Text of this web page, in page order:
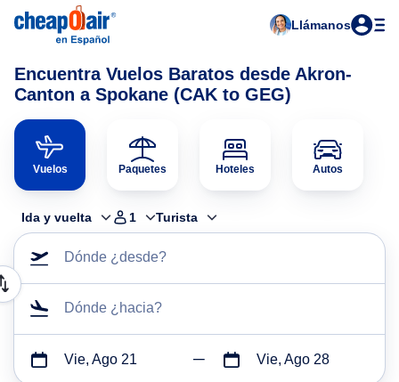
Llámanos
Encuentra Vuelos Baratos desde Akron-
Canton a Spokane (CAK to GEG)
Vuelos Paquetes Hoteles Autos
Ida y vuelta 1 Turista
Dónde ¿desde?
Dónde ¿hacia?
Vie, Ago 21 Vie, Ago 28